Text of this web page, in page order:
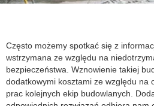
Często możemy spotkać się z
wstrzymana ze względu na
bezpieczeństwa. Wznowienie takiej
dodatkowymi kosztami ze względu na
prac kolejnych ekip budowlanych.